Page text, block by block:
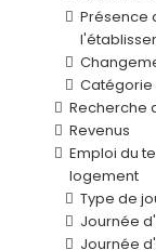
Présence
Recherche
Revenus
Emploi du
logement
Type de
Journée
Journée